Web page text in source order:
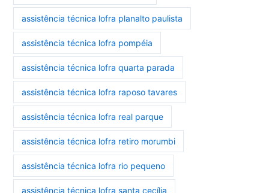
assistência técnica lofra planalto paulista
assistência técnica lofra pompéia
assistência técnica lofra quarta parada
assistência técnica lofra raposo tavares
assistência técnica lofra real parque
assistência técnica lofra retiro morumbi
assistência técnica lofra rio pequeno
assistência técnica lofra santa cecília